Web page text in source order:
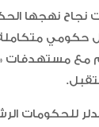
نجاح نهجها
متكاملة